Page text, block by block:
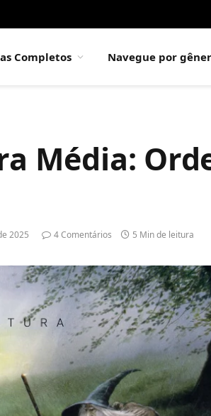
Completos Navegue por
Média:
2025 4 Comentários 5 Min de leitura